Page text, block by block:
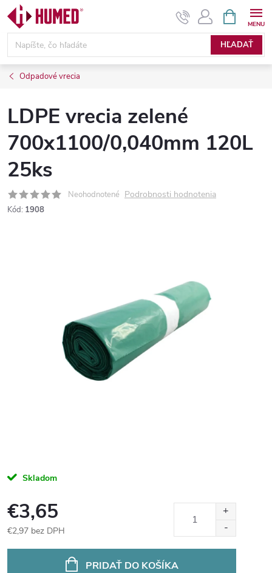
Prejsť
obsah
HĽADAŤ
KOŠÍK
Odpadové vrecia
LDPE vrecia zelené
700x1100/0,040mm 120L
25ks
Neohodnotené Podrobnosti hodnotenia
Kód: 1908
Skladom
€3,65
€2,97 bez DPH
PRIDAŤ DO KOŠÍKA